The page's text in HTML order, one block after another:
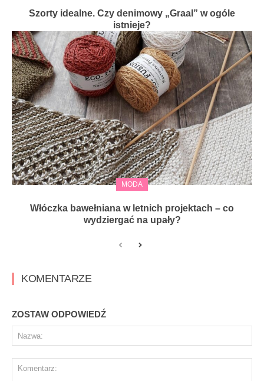
Szorty idealne. Czy denimowy „Graal” w ogóle
istnieje?
MODA
Włóczka bawełniana w letnich projektach – co
wydziergać na upały?
KOMENTARZE
ZOSTAW ODPOWIEDŹ